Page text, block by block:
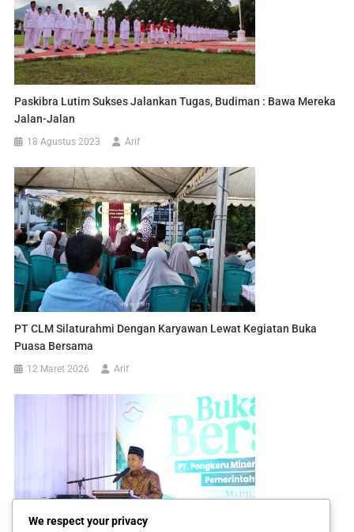
Paskibra Lutim Sukses Jalankan Tugas, Budiman : Bawa Mereka
Jalan-Jalan
18 Agustus 2023 Arif
PT CLM Silaturahmi Dengan Karyawan Lewat Kegiatan Buka
Puasa Bersama
12 Maret 2026 Arif
We respect your privacy